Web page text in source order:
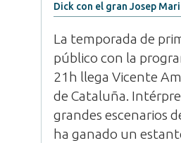
Dick con el gran Josep
La temporada de
público con la
21h llega Vicente
de Cataluña.
grandes escenarios
ha ganado un